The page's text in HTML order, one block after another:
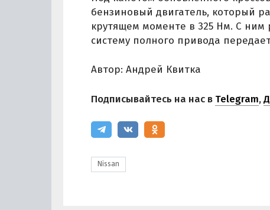
бензиновый двигатель, который
крутящем моменте в 325 Нм. С ним
систему полного привода
Автор: Андрей Квитка
Подписывайтесь на нас в Telegram,
Nissan